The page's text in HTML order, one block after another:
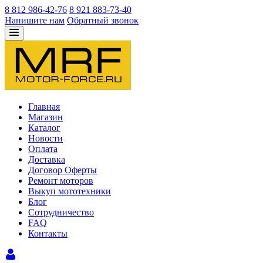
8 812 986-42-76 8 921 883-73-40
Напишите нам Обратный звонок
Главная
Магазин
Каталог
Новости
Оплата
Доставка
Договор Оферты
Ремонт моторов
Выкуп мототехники
Блог
Сотрудничество
FAQ
Контакты